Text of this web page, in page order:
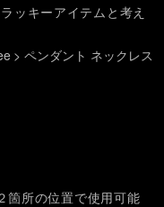
ッキーアイテムと考え
> ペンダント ネックレス
箇所の位置で使用可能